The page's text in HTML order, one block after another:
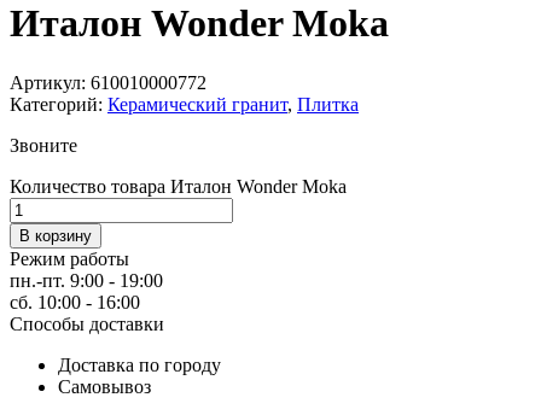
Италон Wonder Moka
Артикул: 610010000772
Категорий: Керамический гранит, Плитка
Звоните
Количество товара Италон Wonder Moka
В корзину
Режим работы
пн.-пт. 9:00 - 19:00
сб. 10:00 - 16:00
Способы доставки
Доставка по городу
Самовывоз